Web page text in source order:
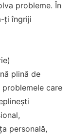
probleme. În
ți îngriji
plină de
care
personală,